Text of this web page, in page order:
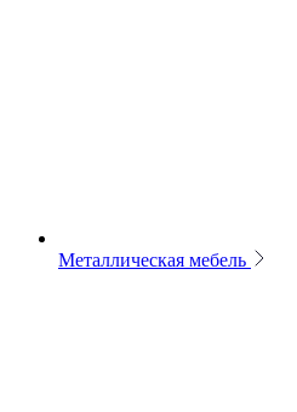
Металлическая мебель